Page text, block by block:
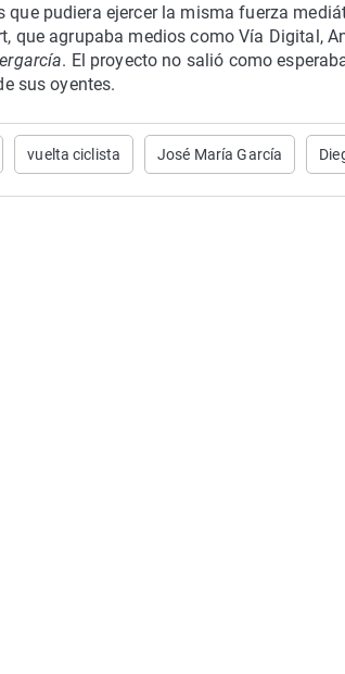
pudiera ejercer la misma fuerza
que agrupaba medios como Vía Digital,
. El proyecto no salió como
sus oyentes.
vuelta ciclista José María García